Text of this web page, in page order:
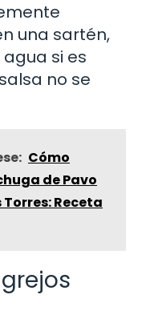
una sartén,
si es
no se
Cómo
de Pavo
Receta